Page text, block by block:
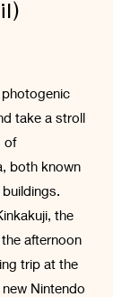
take a stroll
of
both known
the
afternoon
trip at the
Nintendo